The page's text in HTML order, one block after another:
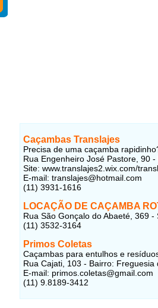
Caçambas Translajes
Precisa de uma caçamba
Rua Engenheiro José Pastore, 90
Site: www.translajes2.wix.com/
E-mail: translajes@hotmail.com
(11) 3931-1616
LOCAÇÃO DE CAÇAMBA
Rua São Gonçalo do Abaeté, 369
(11) 3532-3164
Primos Coletas
Caçambas para entulhos e
Rua Cajati, 103 - Bairro:
E-mail: primos.coletas@gmail.com
(11) 9.8189-3412